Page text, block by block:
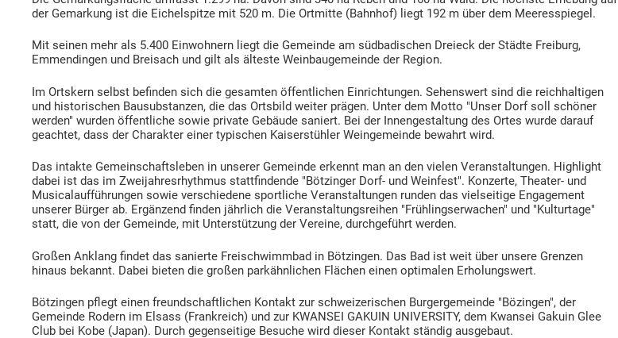
der Gemarkung ist die Eichelspitze mit 520 m. Die Ortmitte (Bahnhof) liegt 192 m über dem Meeresspiegel.
Mit seinen mehr als 5.400 Einwohnern liegt die Gemeinde am südbadischen Dreieck der Städte Freiburg,
Emmendingen und Breisach und gilt als älteste Weinbaugemeinde der Region.
Im Ortskern selbst befinden sich die gesamten öffentlichen Einrichtungen. Sehenswert sind die reichhaltigen
und historischen Bausubstanzen, die das Ortsbild weiter prägen. Unter dem Motto "Unser Dorf soll schöner
werden" wurden öffentliche sowie private Gebäude saniert. Bei der Innengestaltung des Ortes wurde darauf
geachtet, dass der Charakter einer typischen Kaiserstühler Weingemeinde bewahrt wird.
Das intakte Gemeinschaftsleben in unserer Gemeinde erkennt man an den vielen Veranstaltungen. Highlight
dabei ist das im Zweijahresrhythmus stattfindende "Bötzinger Dorf- und Weinfest". Konzerte, Theater- und
Musicalaufführungen sowie verschiedene sportliche Veranstaltungen runden das vielseitige Engagement
unserer Bürger ab. Ergänzend finden jährlich die Veranstaltungsreihen "Frühlingserwachen" und "Kulturtage"
statt, die von der Gemeinde, mit Unterstützung der Vereine, durchgeführt werden.
Großen Anklang findet das sanierte Freischwimmbad in Bötzingen. Das Bad ist weit über unsere Grenzen
hinaus bekannt. Dabei bieten die großen parkähnlichen Flächen einen optimalen Erholungswert.
Bötzingen pflegt einen freundschaftlichen Kontakt zur schweizerischen Burgergemeinde "Bözingen", der
Gemeinde Rodern im Elsass (Frankreich) und zur KWANSEI GAKUIN UNIVERSITY, dem Kwansei Gakuin Glee
Club bei Kobe (Japan). Durch gegenseitige Besuche wird dieser Kontakt ständig ausgebaut.